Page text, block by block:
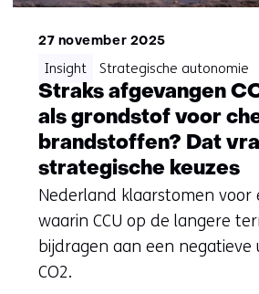
27 november 2025
Straks afgevangen
als grondstof voor
brandstoffen? Dat
strategische keuzes
Nederland klaarstomen voor
waarin CCU op de langere
bijdragen aan een negatieve
CO2.
Insight Strategische autonomie